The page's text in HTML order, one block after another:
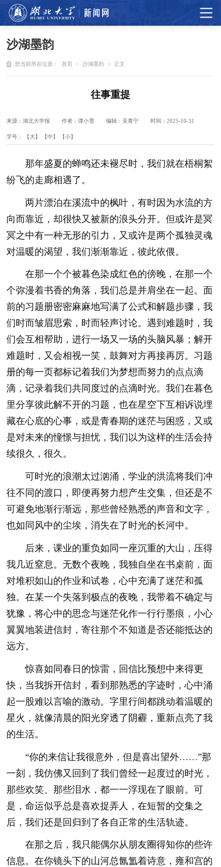
沙湖墨韵
您当前所在位置： 首页 > 沙湖墨韵 > 正文
往事重提
来源：湖北大学报 作者：谭小雪 编辑：吴青宁 时间：2025-10-31
字号： 【大】 【中】 【小】
那年盛夏的蝉鸣还未褪尽时，我们就在梧桐絮
纷飞的走廊相遇了。
两片漂泊在溪流中的枫叶，有时因为水流的方
向而靠近，却很快又被新的浪头分开。但或许是冥
冥之中有一种无形的引力，又或许是两个孤独灵魂
对温暖的渴望，我们渐渐靠近，彼此依偎。
在那一个个被暮色染成红色的傍晚，在那一个
个弥漫着书香的角落，我们总是并肩坐在一起。面
前的习题册密密麻麻地写满了公式和解题步骤，我
们时而皱眉思索，时而轻声讨论。遇到难题时，我
们会互相帮助，进行一场又一场的头脑风暴；解开
难题时，又会相视一笑，鼓舞对方再接再厉。习题
册的每一页都标记着我们为梦想而努力的点点滴
滴，记录着我们共同度过的点滴时光。我们在暮色
里分享彼此解不开的习题，也在星空下互相诉说埋
藏在心底的心事，或是青春期的迷茫与困惑，又或
是对未来的憧憬与担忧，我们以为这样的生活会持
续很久，很久。
可时光的浪潮太过汹涌，学业的洪流将我们冲
往不同的渡口，即便再努力想产生交集，但还是不
可避免地渐行渐远，那些曾经熟悉的声音和文字，
也如同风中的尘埃，消失在了时光的长河中。
后来，课业的重负如同一座沉重的大山，压得
我几近窒息。无数个夜晚，我独自坐在书桌前，面
对堆积如山的作业和试卷，心中充满了迷茫和孤
独。在某一个失落到极点的夜晚，我带着不确定与
犹豫，将心中的思念与迷茫化作一行行墨痕，小心
翼翼地装进信封，寄往那个不知道是否还能抵达的
远方。
惊喜如同春日的惊雷，回信比预想中来得更
快，当我拆开信封，看到那熟悉的字迹时，心中涌
起一股难以言喻的激动。字里行间都跳动着温暖的
星火，就像清晨的阳光穿透了阴霾，重新点亮了我
的生活。
“你的来信让我很意外，但是喜出望外……”那
一刻，我仿佛又回到了我们曾经一起度过的时光，
那些欢笑、那些泪水，都一一浮现在了眼前。可
是，命运似乎总是喜欢捉弄人，在短暂的交集之
后，我们还是回归到了各自正常的生活轨迹。
在那之后，我只能偶尔从朋友圈得知你的些许
信息。在你镜头下的山河总氤氲着诗意，雍和宫的